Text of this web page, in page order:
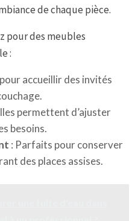
de chaque pièce.
pour des meubles
:
accueillir des invités
permettent d’ajuster
besoins.
: Parfaits pour conserver
des places assises.